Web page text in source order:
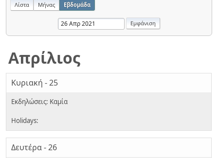
Λίστα Μήνας Εβδομάδα
Απρίλιος
Κυριακή - 25
Δευτέρα - 26